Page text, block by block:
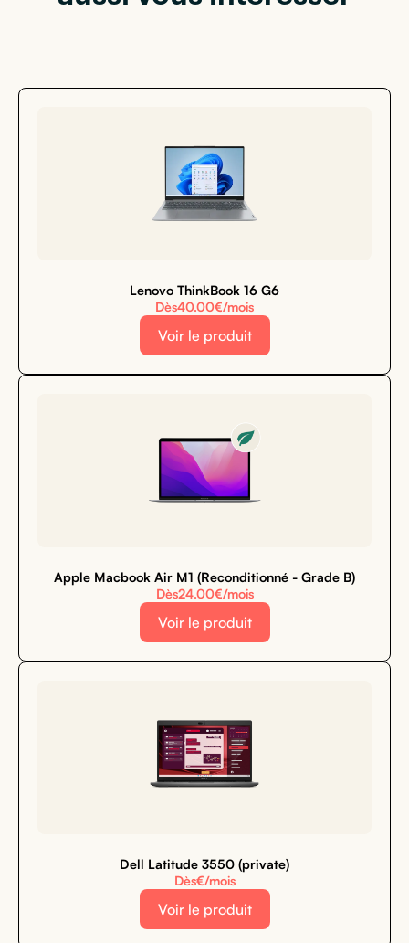
Lenovo ThinkBook 16 G6
Dès40.00€/mois
Voir le produit
Apple Macbook Air M1 (Reconditionné - Grade B)
Dès24.00€/mois
Voir le produit
Dell Latitude 3550 (private)
Dès€/mois
Voir le produit